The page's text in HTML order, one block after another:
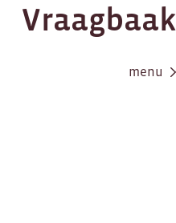
Vraagbaak
menu